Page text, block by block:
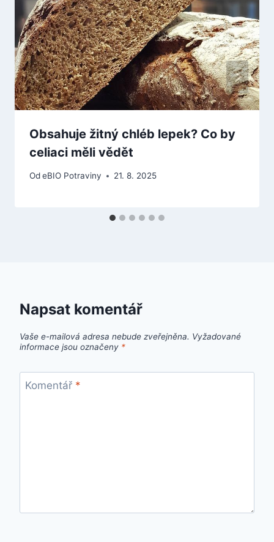
Obsahuje žitný chléb lepek? Co by
celiaci měli vědět
OdeBIO Potraviny 21. 8. 2025
Napsat komentář
Vaše e-mailová adresa nebude zveřejněna. Vyžadované
informace jsou označeny *
Komentář *